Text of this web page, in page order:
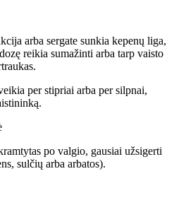
arba sergate sunkia kepenų liga,
reikia sumažinti arba tarp vaisto
per stipriai arba per silpnai,
po valgio, gausiai užsigerti
sulčių arba arbatos).